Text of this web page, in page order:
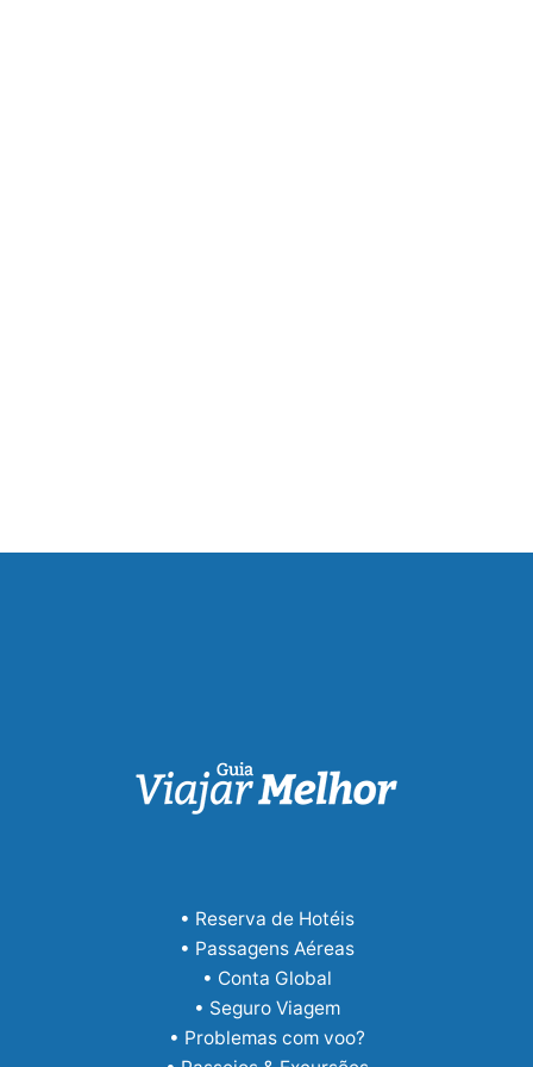
• Reserva de Hotéis
• Passagens Aéreas
• Conta Global
• Seguro Viagem
• Problemas com voo?